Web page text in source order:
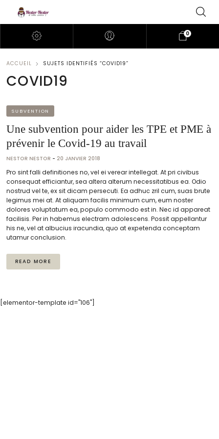
0
ACCUEIL SUJETS IDENTIFIÉS “COVID19”
COVID19
SUBVENTION
Une subvention pour aider les TPE et PME à
prévenir le Covid-19 au travail
NESTOR NESTOR -20 JANVIER 2018
Pro sint falli definitiones no, vel ei verear intellegat. At pri civibus
consequat efficiantur, sea altera alterum necessitatibus ea. Odio
nostrud vel te, ex sit dicam persecuti. Ea adhuc zril cum, suas brute
legimus mei at. At aliquam facilis minimum cum, eum noster
dolores voluptatum ea, populo commodo est in. Nec id appareat
facilisis. Per in habemus electram adolescens. Possit appellantur
his ne, vel at albucius iracundia, quo at expetenda conceptam
utamur conclusion.
READ MORE
[elementor-template id="106"]